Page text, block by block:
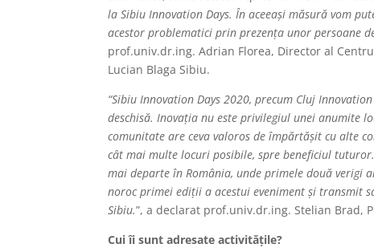
la Sibiu Innovation Days. În aceeași măsură vom
acestor problematici prin prezența unor persoane
prof.univ.dr.ing. Adrian Florea, Director al
Lucian Blaga Sibiu.
“Sibiu Innovation Days 2020, precum Cluj
deschisă. Inovația nu este privilegiul unei anumite
comunitate are ceva valoros de împărtășit cu alte
cât mai multe locuri posibile, spre beneficiul
mai departe în România, unde primele două verigi
noroc primei ediții a acestui eveniment și transmit
Sibiu.”, a declarat prof.univ.dr.ing. Stelian Brad,
Cui îi sunt adresate activitățile?